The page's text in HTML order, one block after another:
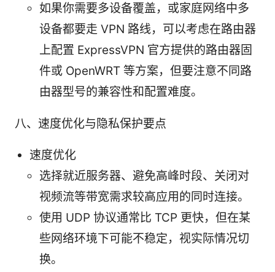
如果你需要多设备覆盖，或家庭网络中多
设备都要走 VPN 路线，可以考虑在路由器
上配置 ExpressVPN 官方提供的路由器固
件或 OpenWRT 等方案，但要注意不同路
由器型号的兼容性和配置难度。
八、速度优化与隐私保护要点
速度优化
选择就近服务器、避免高峰时段、关闭对
视频流等带宽需求较高应用的同时连接。
使用 UDP 协议通常比 TCP 更快，但在某
些网络环境下可能不稳定，视实际情况切
换。